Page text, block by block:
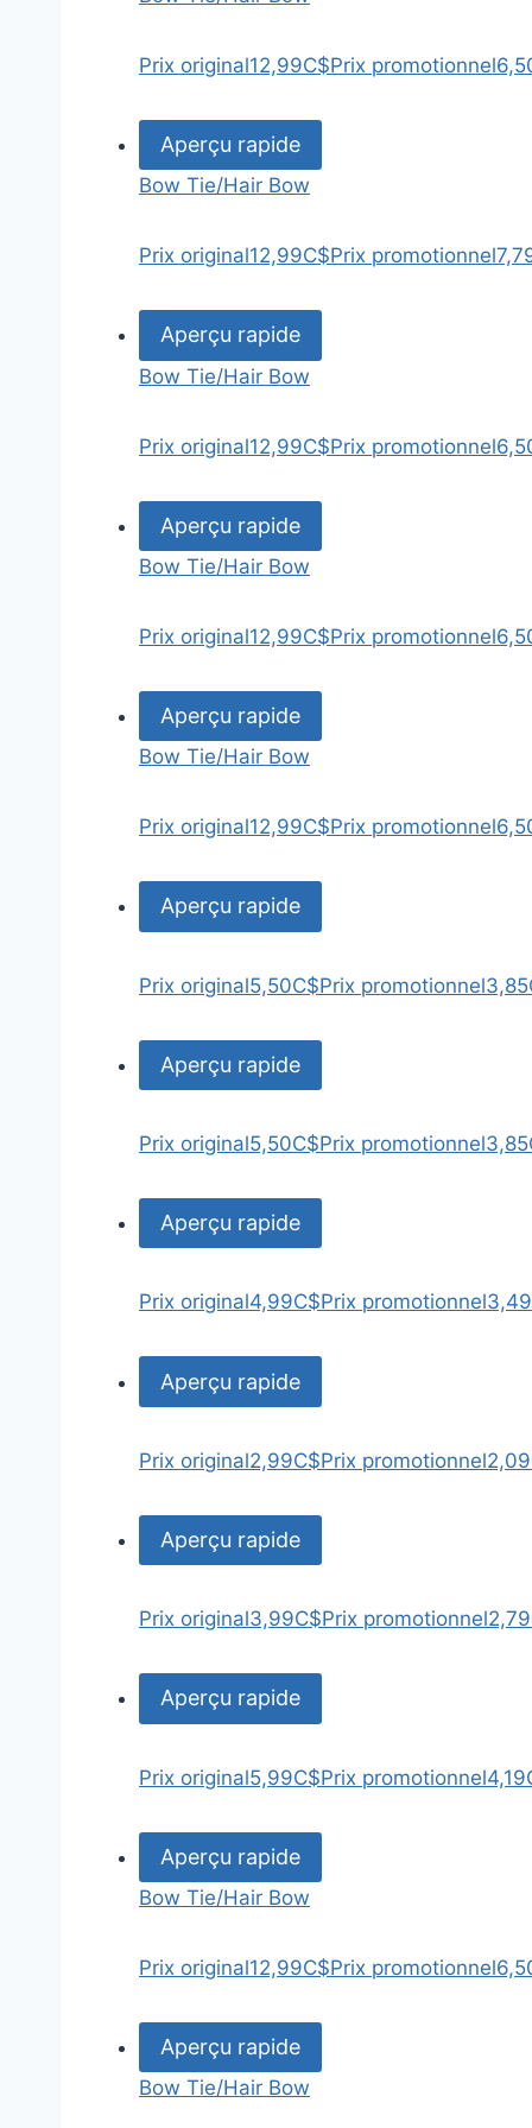
Prix original12,99C$Prix promotionnel
Aperçu rapide
Bow Tie/Hair Bow
Prix original12,99C$Prix promotionnel
Aperçu rapide
Bow Tie/Hair Bow
Prix original12,99C$Prix promotionnel
Aperçu rapide
Bow Tie/Hair Bow
Prix original12,99C$Prix promotionnel
Aperçu rapide
Bow Tie/Hair Bow
Prix original12,99C$Prix promotionnel
Aperçu rapide
Prix original5,50C$Prix promotionnel
Aperçu rapide
Prix original5,50C$Prix promotionnel
Aperçu rapide
Prix original4,99C$Prix promotionnel
Aperçu rapide
Prix original2,99C$Prix promotionnel
Aperçu rapide
Prix original3,99C$Prix promotionnel
Aperçu rapide
Prix original5,99C$Prix promotionnel
Aperçu rapide
Bow Tie/Hair Bow
Prix original12,99C$Prix promotionnel
Aperçu rapide
Bow Tie/Hair Bow